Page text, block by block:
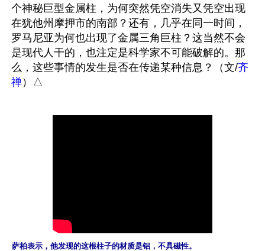
个神秘巨型金属柱，为何突然凭空消失又凭空出现
在犹他州摩押市的南部？还有，几乎在同一时间，
罗马尼亚为何也出现了金属三角巨柱？这当然不会
是现代人干的，也注定是科学家不可能破解的。那
么，这些事情的发生是否在传递某种信息？（文/齐
禅
萨柏表示，他发现的这根柱子的材质是铝，不具磁性。